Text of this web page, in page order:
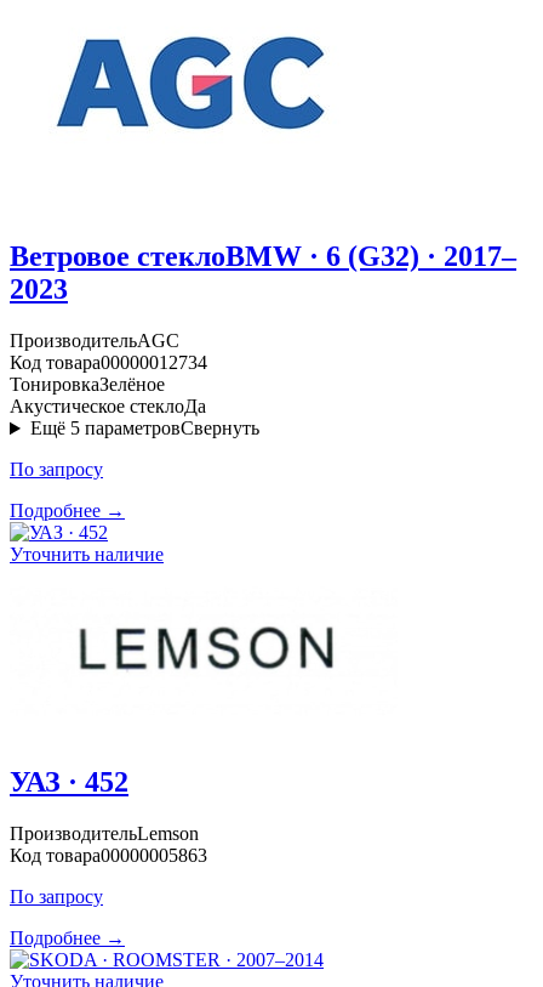
Ветровое стеклоBMW · 6 (G32) · 2017–
2023
ПроизводительAGC
Код товара00000012734
ТонировкаЗелёное
Акустическое стеклоДа
Ещё 5 параметровСвернуть
По запросу
Подробнее →
Уточнить наличие
УАЗ · 452
ПроизводительLemson
Код товара00000005863
По запросу
Подробнее →
Уточнить наличие